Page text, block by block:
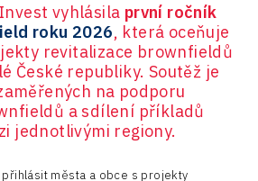
vyhlásila první ročník
roku 2026, která oceňuje
revitalizace brownfieldů
České republiky. Soutěž je
na podporu
a sdílení příkladů
jednotlivými regiony.
města a obce s projekty